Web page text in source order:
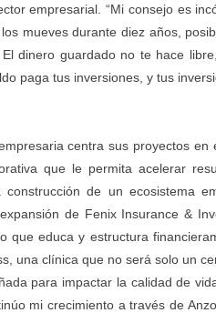
empresarial. “Mi consejo es
mueves durante diez años,
El dinero guardado no te hace
paga tus inversiones, y tus
centra sus proyectos
que le permita acelerar
de un ecosistema
de Fenix Insurance &
que educa y estructura
una clínica que no será solo un
para impactar la calidad de
mi crecimiento a través de